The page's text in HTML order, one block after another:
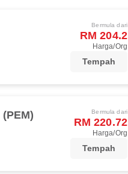
Bermula dari
RM 204.2
Harga/Org
Tempah
Bermula dari
RM 220.72
Harga/Org
Tempah